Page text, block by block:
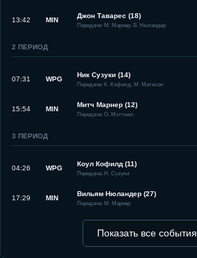
13:42 MIN
Джон Таварес (18)
Передачи: М. Марнер, В. Нюландер
2 ПЕРИОД
07:31 WPG
Ник Сузуки (14)
Передачи: К. Кофилд, М. Матесон
15:54 MIN
Митч Марнер (12)
Передача: О. Мэттьюс
3 ПЕРИОД
04:26 WPG
Коул Кофилд (11)
Передача: Н. Сузуки
17:29 MIN
Вильям Нюландер (27)
Передача: М. Марнер
Показать все события